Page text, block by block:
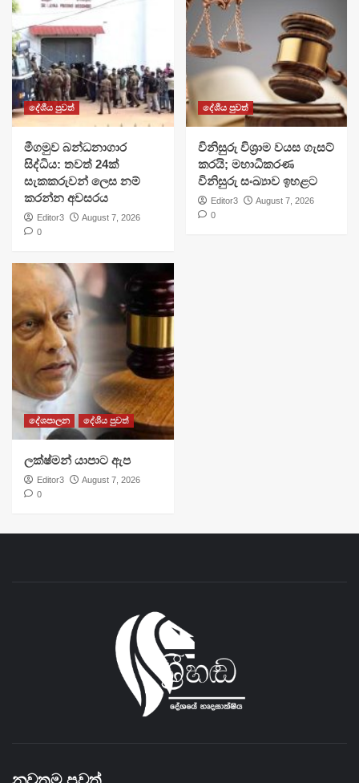
දේශීය පුවත්
මීගමුව බන්ධනාගාර
සිද්ධිය: තවත් 24ක්
සැකකරුවන් ලෙස නම්
කරන්න අවසරය
Editor3
August 7, 2026
0
දේශීය පුවත්
විනිසුරු විශ්‍රාම වයස ගැසට්
කරයි; මහාධිකරණ
විනිසුරු සංඛ්‍යාව ඉහළට
Editor3
August 7, 2026
0
දේශපාලන දේශීය පුවත්
ලක්ෂ්මන් යාපාට ඇප
Editor3
August 7, 2026
0